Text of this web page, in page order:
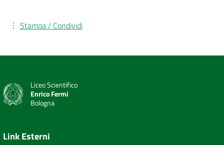
Stampa / Condividi
Liceo Scientifico
Enrico Fermi
Bologna
Link Esterni